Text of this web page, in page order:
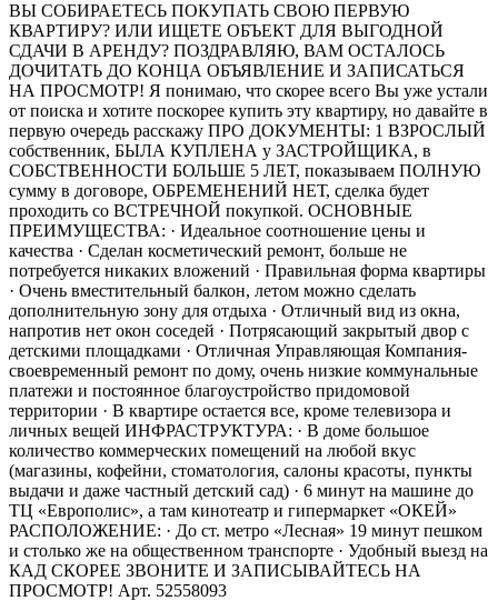
ВЫ СОБИРАЕТЕСЬ ПОКУПАТЬ СВОЮ ПЕРВУЮ
КВАРТИРУ? ИЛИ ИЩЕТЕ ОБЪЕКТ ДЛЯ ВЫГОДНОЙ
СДАЧИ В АРЕНДУ? ПОЗДРАВЛЯЮ, ВАМ ОСТАЛОСЬ
ДОЧИТАТЬ ДО КОНЦА ОБЪЯВЛЕНИЕ И ЗАПИСАТЬСЯ
НА ПРОСМОТР! Я понимаю, что скорее всего Вы уже устали
от поиска и хотите поскорее купить эту квартиру, но давайте в
первую очередь расскажу ПРО ДОКУМЕНТЫ: 1 ВЗРОСЛЫЙ
собственник, БЫЛА КУПЛЕНА у ЗАСТРОЙЩИКА, в
СОБСТВЕННОСТИ БОЛЬШЕ 5 ЛЕТ, показываем ПОЛНУЮ
сумму в договоре, ОБРЕМЕНЕНИЙ НЕТ, сделка будет
проходить со ВСТРЕЧНОЙ покупкой. ОСНОВНЫЕ
ПРЕИМУЩЕСТВА: · Идеальное соотношение цены и
качества · Сделан косметический ремонт, больше не
потребуется никаких вложений · Правильная форма квартиры
· Очень вместительный балкон, летом можно сделать
дополнительную зону для отдыха · Отличный вид из окна,
напротив нет окон соседей · Потрясающий закрытый двор с
детскими площадками · Отличная Управляющая Компания-
своевременный ремонт по дому, очень низкие коммунальные
платежи и постоянное благоустройство придомовой
территории · В квартире остается все, кроме телевизора и
личных вещей ИНФРАСТРУКТУРА: · В доме большое
количество коммерческих помещений на любой вкус
(магазины, кофейни, стоматология, салоны красоты, пункты
выдачи и даже частный детский сад) · 6 минут на машине до
ТЦ «Европолис», а там кинотеатр и гипермаркет «ОКЕЙ»
РАСПОЛОЖЕНИЕ: · До ст. метро «Лесная» 19 минут пешком
и столько же на общественном транспорте · Удобный выезд на
КАД СКОРЕЕ ЗВОНИТЕ И ЗАПИСЫВАЙТЕСЬ НА
ПРОСМОТР! Арт. 52558093